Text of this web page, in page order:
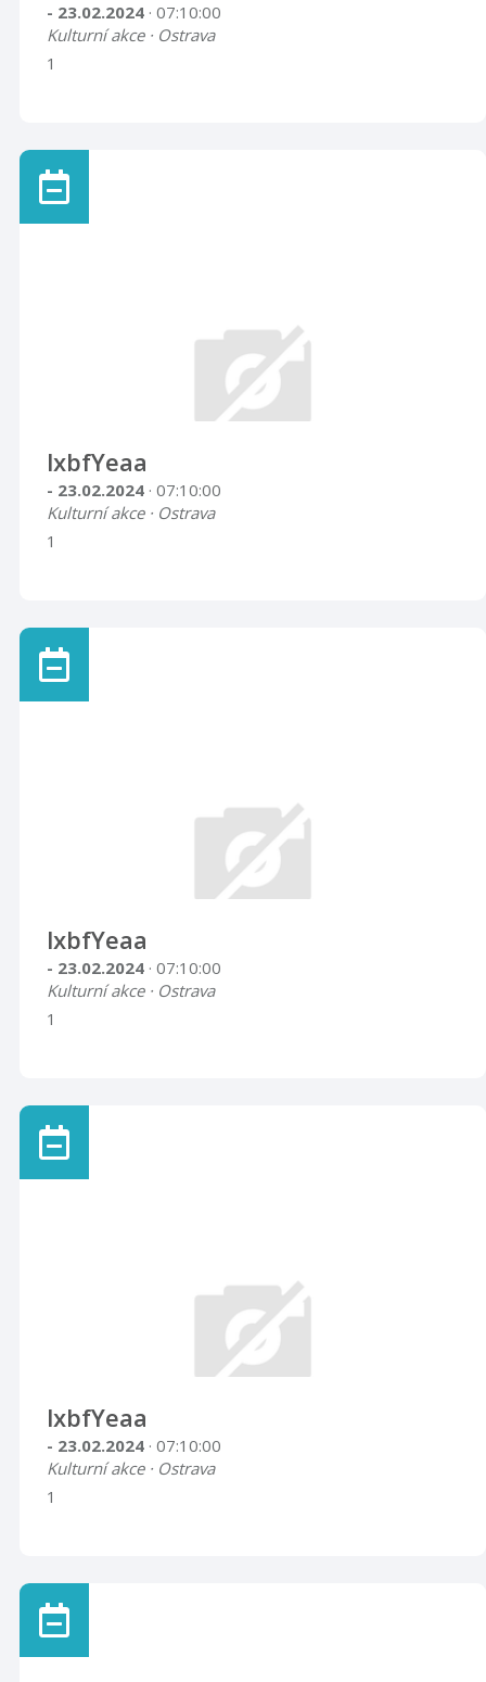
- 23.02.2024 · 07:10:00
Kulturní akce · Ostrava
1
lxbfYeaa
- 23.02.2024 · 07:10:00
Kulturní akce · Ostrava
1
lxbfYeaa
- 23.02.2024 · 07:10:00
Kulturní akce · Ostrava
1
lxbfYeaa
- 23.02.2024 · 07:10:00
Kulturní akce · Ostrava
1